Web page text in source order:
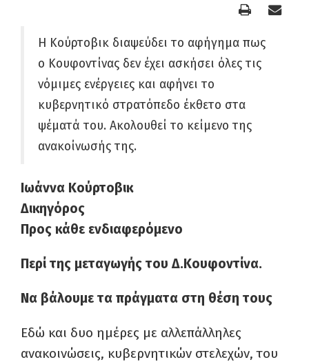
Η Κούρτοβικ διαψεύδει το αφήγημα πως
ο Κουφοντίνας δεν έχει ασκήσει όλες τις
νόμιμες ενέργειες και αφήνει το
κυβερνητικό στρατόπεδο έκθετο στα
ψέματά του. Ακολουθεί το κείμενο της
ανακοίνωσής της.
Ιωάννα Κούρτοβικ
Δικηγόρος
Προς κάθε ενδιαφερόμενο
Περί της μεταγωγής του Δ.Κουφοντίνα.
Να βάλουμε τα πράγματα στη θέση τους
Εδώ και δυο ημέρες με αλλεπάλληλες
ανακοινώσεις, κυβερνητικών στελεχών, του